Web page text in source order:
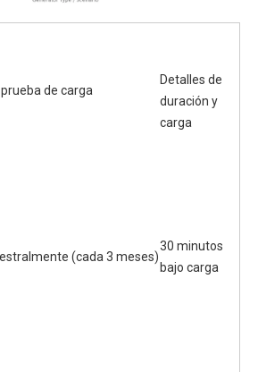
de carga
Detalles de
duración y
carga
(cada 3 meses)
30 minutos
bajo carga